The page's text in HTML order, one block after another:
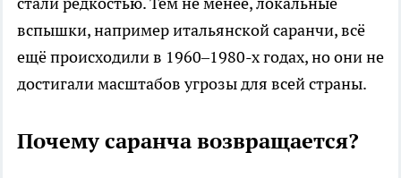
вспышки, например итальянской саранчи, всё
ещё происходили в 1960–1980-х годах, но они не
достигали масштабов угрозы для всей страны.
Почему саранча возвращается?